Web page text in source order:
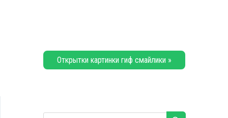
Открытки картинки гиф смайлики »